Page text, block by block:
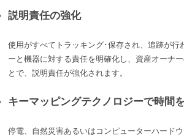
説明責任の強化
使用がすべてトラッキング･保存され、追跡が行
ーと機器に対する責任を明確化し、資産オーナ
とで、説明責任が強化されます。
キーマッピングテクノロジーで時間
停電、自然災害あるいはコンピューターハード